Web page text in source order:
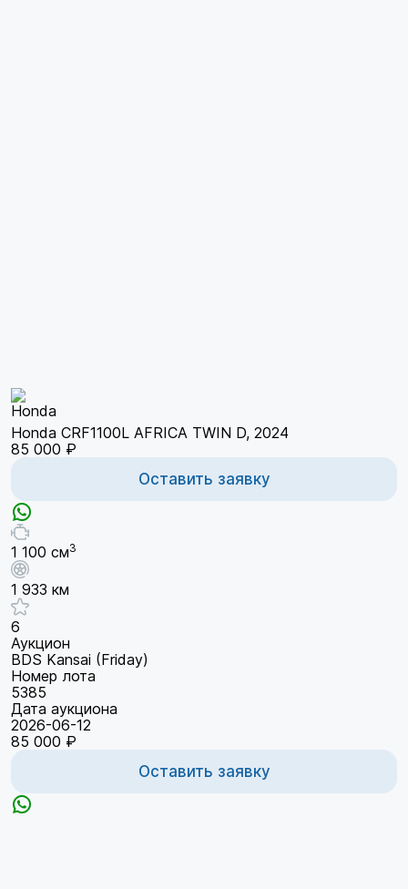
Honda CRF1100L AFRICA TWIN D, 2024
85 000 ₽
Оставить заявку
1 100 см3
1 933 км
6
Аукцион
BDS Kansai (Friday)
Номер лота
5385
Дата аукциона
2026-06-12
85 000 ₽
Оставить заявку